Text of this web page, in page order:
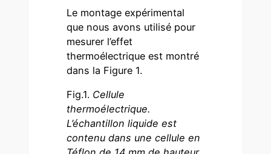
Le montage expérimental
que nous avons utilisé pour
mesurer l’effet
thermoélectrique est montré
dans la Figure 1.
Fig.1. Cellule
thermoélectrique.
L’échantillon liquide est
contenu dans une cellule en